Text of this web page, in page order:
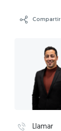
Compartir
Llamar